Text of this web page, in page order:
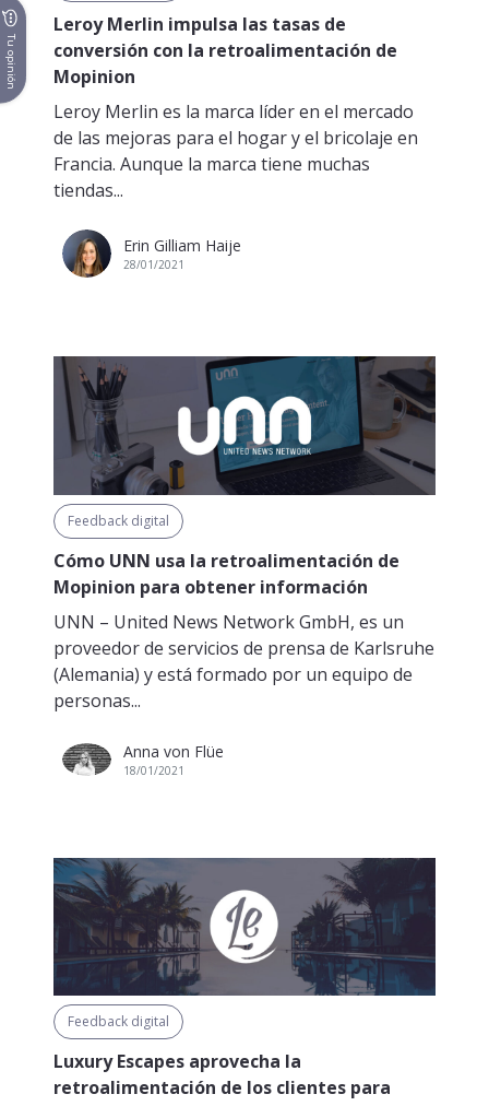
Leroy Merlin impulsa las tasas de
conversión con la retroalimentación de
Mopinion
Leroy Merlin es la marca líder en el mercado
de las mejoras para el hogar y el bricolaje en
Francia. Aunque la marca tiene muchas
tiendas...
Erin Gilliam Haije
28/01/2021
Feedback digital
Cómo UNN usa la retroalimentación de
Mopinion para obtener información
UNN – United News Network GmbH, es un
proveedor de servicios de prensa de Karlsruhe
(Alemania) y está formado por un equipo de
personas...
Anna von Flüe
18/01/2021
Feedback digital
Luxury Escapes aprovecha la
retroalimentación de los clientes para
Tu opinión